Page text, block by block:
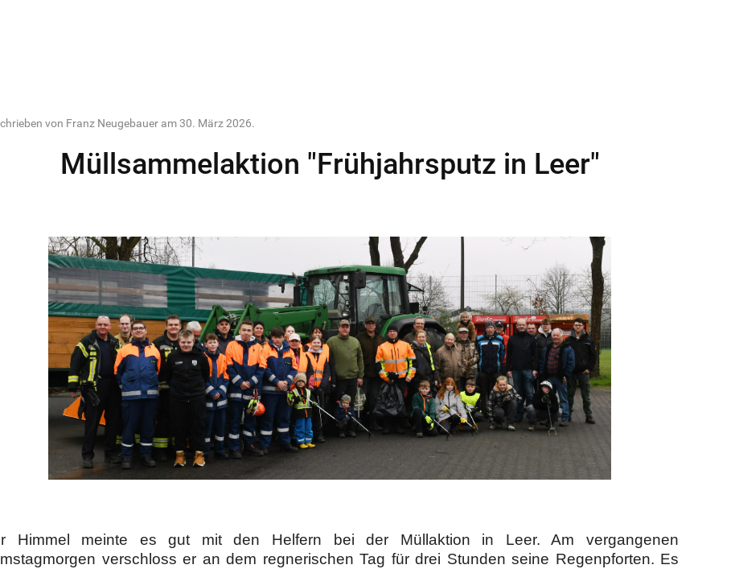
von Franz Neugebauer am30. März 2026.
Müllsammelaktion "Frühjahrsputz in Leer"
Himmel meinte es gut mit den Helfern bei der Müllaktion in Leer. Am vergangenen
verschloss er an dem regnerischen Tag für drei Stunden seine Regenpforten. Es